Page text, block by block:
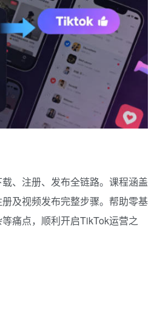
、注册、发布全链路。课程涵盖
及视频发布完整步骤。帮助零基
痛点，顺利开启TikTok运营之